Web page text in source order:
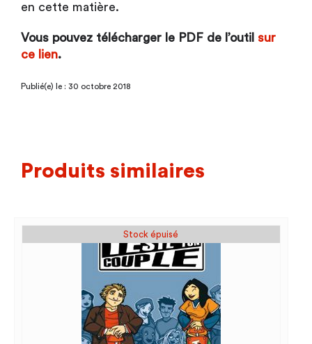
en cette matière.
Vous pouvez télécharger le PDF de l’outil sur
ce lien.
Publié(e) le : 30 octobre 2018
Produits similaires
Stock épuisé